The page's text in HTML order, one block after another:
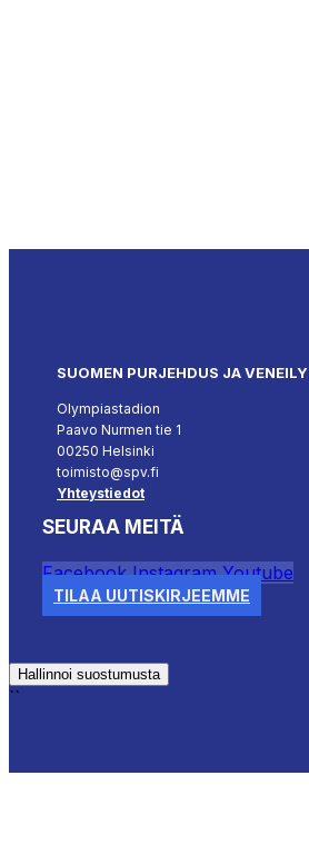
SUOMEN PURJEHDUS JA VENEILY
Olympiastadion
Paavo Nurmen tie 1
00250 Helsinki
toimisto@spv.fi
Yhteystiedot
SEURAA MEITÄ
Facebook Instagram Youtube
TILAA UUTISKIRJEEMME
Hallinnoi suostumusta
``